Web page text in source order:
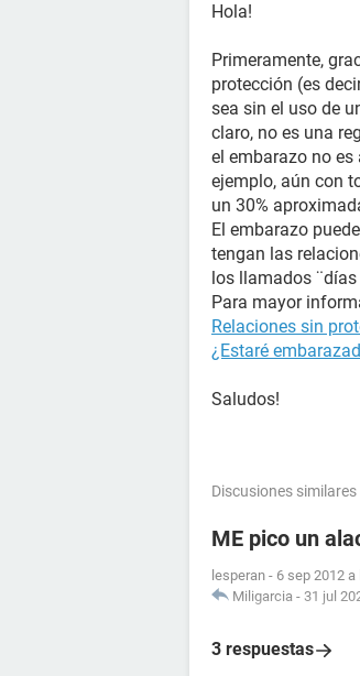
Hola!
Primeramente,
protección (es
sea sin el uso de
claro, no es una
el embarazo no es
ejemplo, aún con
un 30%
El embarazo
tengan las
los llamados
Para mayor
Relaciones sin
¿Estaré
Saludos!
Discusiones similares
ME pico un
lesperan - 6 sep 2012 a
Miligarcia - 31 jul
3 respuestas